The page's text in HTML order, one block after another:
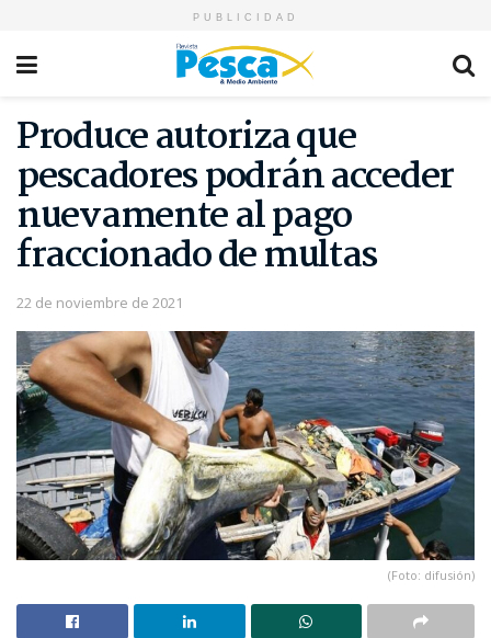
PUBLICIDAD
Produce autoriza que
pescadores podrán acceder
nuevamente al pago
fraccionado de multas
22 de noviembre de 2021
(Foto: difusión)